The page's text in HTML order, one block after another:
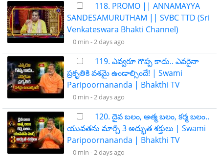
118. PROMO || ANNAMAYYA
SANDESAMURUTHAM || SVBC TTD (Sri
Venkateswara Bhakti Channel)
0 min -2 days ago
119. ఎవ్వరూ గొప్ప కాదు.. ఎవరైనా
ప్రకృతికి వశమై ఉండాల్సిందే! | Swami
Paripoornananda | Bhakthi TV
0 min -2 days ago
120. దైవ బలం, ఆత్మ బలం, కర్మ బలం..
యువతను మార్చే 3 అద్భుత శక్తులు | Swami
Paripoornananda | Bhakthi TV
0 min -2 days ago